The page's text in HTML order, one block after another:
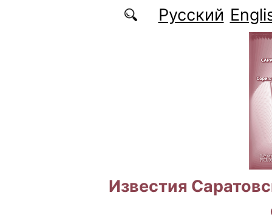
Перейти к основному содержаниюРусский
Известия